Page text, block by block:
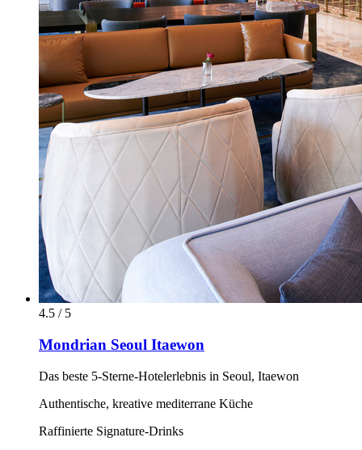
4.5 / 5
Mondrian Seoul Itaewon
Das beste 5-Sterne-Hotelerlebnis in Seoul, Itaewon
Authentische, kreative mediterrane Küche
Raffinierte Signature-Drinks